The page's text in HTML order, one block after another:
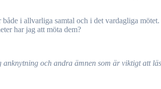
i allvarliga samtal och i det vardagliga
har jag att möta dem?
och andra ämnen som är viktigt att